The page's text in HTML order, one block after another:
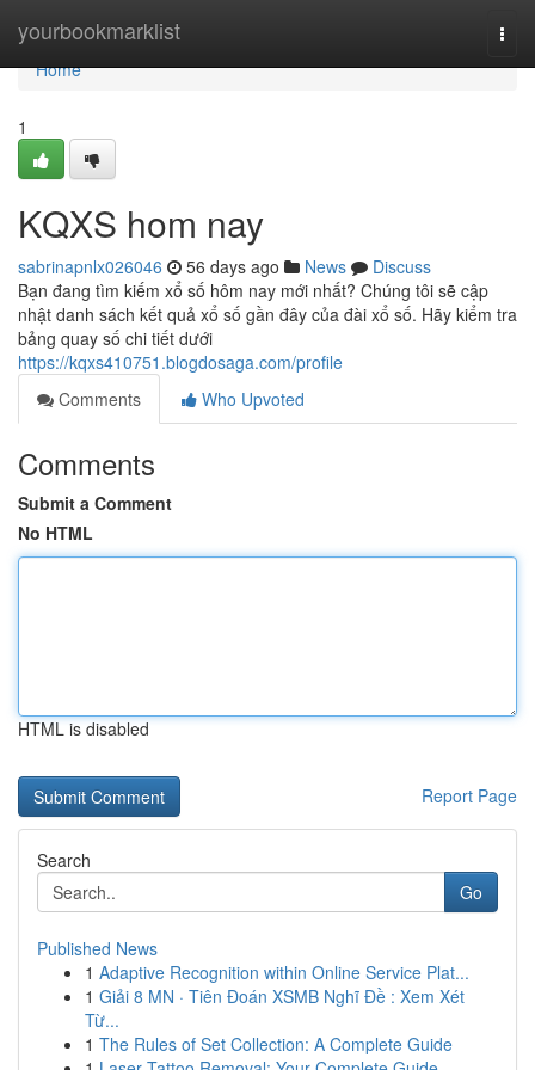
yourbookmarklist
Home
Home
1
KQXS hom nay
sabrinapnlx026046 56 days ago News
Discuss
Bạn đang tìm kiếm xổ số hôm nay mới nhất? Chúng tôi sẽ cập
nhật danh sách kết quả xổ số gần đây của đài xổ số. Hãy kiểm tra
bảng quay số chi tiết dưới
https://kqxs410751.blogdosaga.com/profile
Comments
Who Upvoted
Comments
Submit a Comment
No HTML
HTML is disabled
Report Page
Search
Go
Published News
1 Adaptive Recognition within Online Service Plat...
1 Giải 8 MN · Tiên Đoán XSMB Nghĩ Đề : Xem Xét
Từ...
1 The Rules of Set Collection: A Complete Guide